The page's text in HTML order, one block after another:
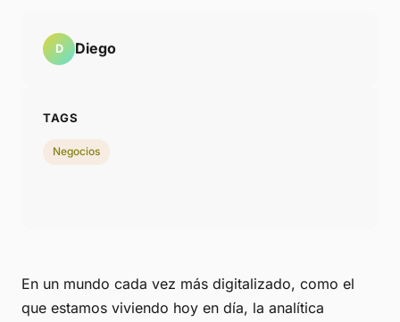
En un mundo cada vez más digitalizado, como el
que estamos viviendo hoy en día, la analítica
D Diego
TAGS
Negocios